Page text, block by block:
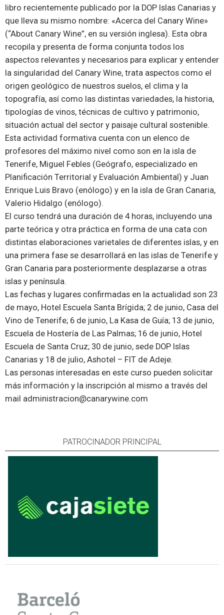
libro recientemente publicado por la DOP Islas Canarias y
que lleva su mismo nombre: «Acerca del Canary Wine»
(“About Canary Wine”, en su versión inglesa). Esta obra
recopila y presenta de forma conjunta todos los
aspectos relevantes y necesarios para explicar y entender
la singularidad del Canary Wine, trata aspectos como el
origen geológico de nuestros suelos, el clima y la
topografía, así como las distintas variedades, la historia,
tipologías de vinos, técnicas de cultivo y patrimonio,
situación actual del sector y paisaje cultural sostenible.
Esta actividad formativa cuenta con un elenco de
profesores del máximo nivel como son en la isla de
Tenerife, Miguel Febles (Geógrafo, especializado en
Planificación Territorial y Evaluación Ambiental) y Juan
Enrique Luis Bravo (enólogo) y en la isla de Gran Canaria,
Valerio Hidalgo (enólogo).
El curso tendrá una duración de 4 horas, incluyendo una
parte teórica y otra práctica en forma de una cata con
distintas elaboraciones varietales de diferentes islas, y en
una primera fase se desarrollará en las islas de Tenerife y
Gran Canaria para posteriormente desplazarse a otras
islas y península.
Las fechas y lugares confirmadas en la actualidad son 23
de mayo, Hotel Escuela Santa Brígida; 2 de junio, Casa del
Vino de Tenerife; 6 de junio, La Kasa de Guía; 13 de junio,
Escuela de Hostería de Las Palmas; 16 de junio, Hotel
Escuela de Santa Cruz; 30 de junio, sede DOP Islas
Canarias y 18 de julio, Ashotel – FIT de Adeje.
Las personas interesadas en este curso pueden solicitar
más información y la inscripción al mismo a través del
mail administracion@canarywine.com
PATROCINADOR PRINCIPAL